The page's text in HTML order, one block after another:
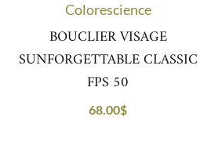
Colorescience
BOUCLIER VISAGE
SUNFORGETTABLE CLASSIC
FPS 50
68.00$